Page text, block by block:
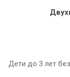
Дети до 3 лет